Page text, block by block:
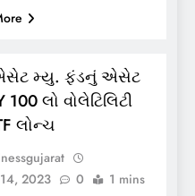
મ્યુ. ફંડનું એસેટ
100 લો વોલેટિલિટી
લોન્ચ
2023
0 1 mins